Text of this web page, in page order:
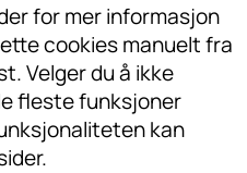
for mer informasjon
cookies manuelt fra
Velger du å ikke
fleste funksjoner
kan